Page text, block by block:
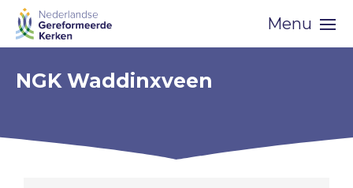
Skip
navigation
Menu
NGK Waddinxveen